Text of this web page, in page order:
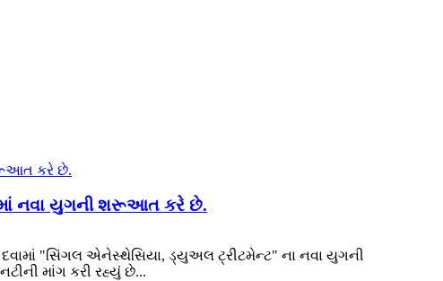
નવા યુગની શરૂઆત કરે છે.
"સિંગલ એનેસ્થેસિયા, ડ્યુઅલ ટ્રીટમેન્ટ" ના નવા યુગની
માંગ કરી રહ્યું છે...